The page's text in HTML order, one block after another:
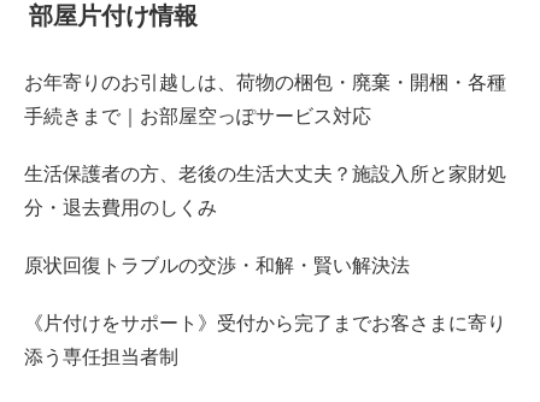
部屋片付け情報
お年寄りのお引越しは、荷物の梱包・廃棄・開梱・各種
手続きまで｜お部屋空っぽサービス対応
生活保護者の方、老後の生活大丈夫？施設入所と家財処
分・退去費用のしくみ
原状回復トラブルの交渉・和解・賢い解決法
《片付けをサポート》受付から完了までお客さまに寄り
添う専任担当者制